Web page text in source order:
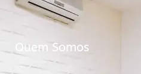
Quem Somos